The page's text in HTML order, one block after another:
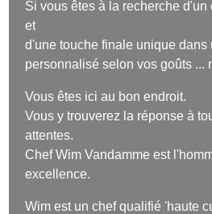
Si vous êtes à la recherche
et
d'une touche finale unique dans
personnalisé selon vos goûts ...
Vous êtes ici au bon endroit.
Vous y trouverez la réponse à
attentes.
Chef Wim Vandamme est
excellence.
Wim est un chef qualifié 'haute